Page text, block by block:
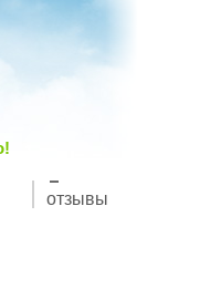
отзывы